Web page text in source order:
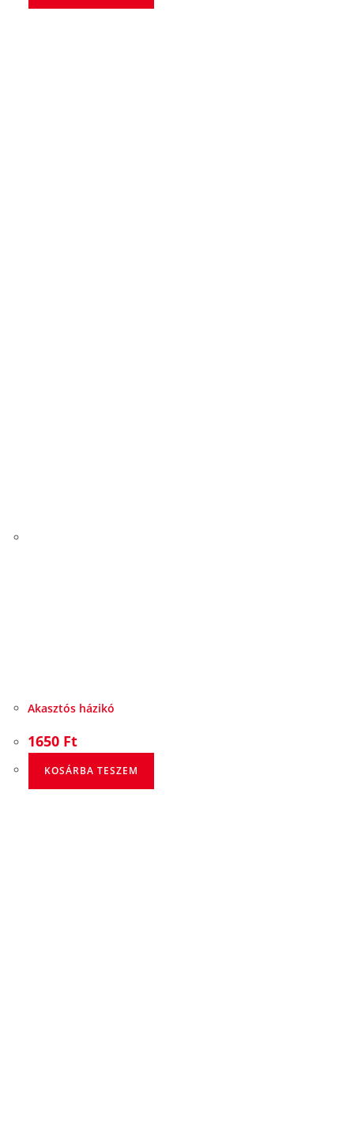
Akasztós házikó
1650 Ft
KOSÁRBA TESZEM